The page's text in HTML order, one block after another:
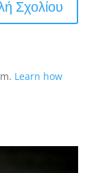
Learn how